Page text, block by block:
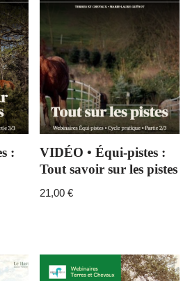
:
VIDÉO • Équi-pistes :
Tout savoir sur les pistes
21,00€